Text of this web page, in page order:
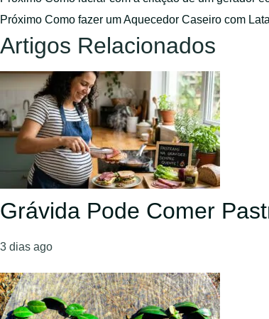
Próximo Como fazer um Aquecedor Caseiro com
Artigos Relacionados
Grávida Pode Comer
3 dias ago